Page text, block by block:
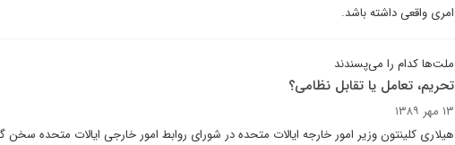
امرى واقعى داشته باشد.
ملت‌ها کدام را می‌پسندند
تحریم، تعامل یا تقابل نظامی‌؟
۱۳ مهر ۱۳۸۹
هیلاری کلینتون وزیر امور خارجه ایالات متحده در شورای روابط امور خارجی ایالات متحده سخن